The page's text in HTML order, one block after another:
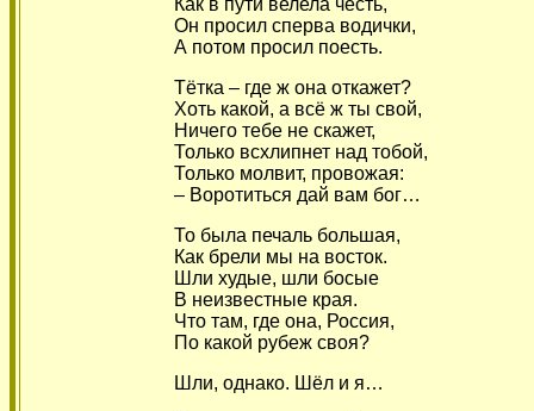
Он просил сперва водички,
А потом просил поесть.
Тётка – где ж она откажет?
Хоть какой, а всё ж ты свой,
Ничего тебе не скажет,
Только всхлипнет над тобой,
Только молвит, провожая:
– Воротиться дай вам бог…
То была печаль большая,
Как брели мы на восток.
Шли худые, шли босые
В неизвестные края.
Что там, где она, Россия,
По какой рубеж своя?
Шли, однако. Шёл и я…